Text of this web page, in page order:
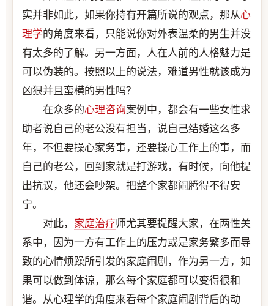
实并非如此，如果你持有开篇所说的观点，那从心
理学的角度来看，只能说你对外表温柔的男生并没
有太多的了解。另一方面，人在人前的人格魅力是
可以伪装的。按照以上的说法，难道男性就该成为
凶狠并且蛮横的男性吗？
在众多的心理咨询案例中，都会有一些女性求
助者说自己的老公没有担当，说自己结婚这么多
年，不但要操心家务事，还要操心工作上的事，而
自己的老公，回到家就是打游戏，有时候，向他提
出抗议，他还会吵架。把整个家都闹腾得不得安
宁。
对此， 家庭治疗师尤其要提醒大家，在两性关
系中，因为一方有工作上的压力或是家务繁多而导
致的心情烦躁所引发的家庭闹剧，作为另一方，如
果可以做到体谅，那么每个家庭都可以变得很和
谐。从心理学的角度来看每个家庭闹剧背后的动